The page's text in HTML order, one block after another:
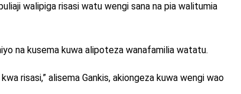
walipiga risasi watu wengi sana na pia walitumia
na kusema kuwa alipoteza wanafamilia watatu.
risasi,” alisema Gankis, akiongeza kuwa wengi wao